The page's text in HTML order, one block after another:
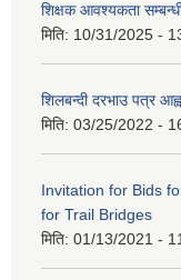
शिक्षक आवश्यकता
मिति: 10/31/2025 -
शिलबन्दी दरभाउ पत्र
मिति: 03/25/2022 -
Invitation for Bids
for Trail Bridges
मिति: 01/13/2021 -